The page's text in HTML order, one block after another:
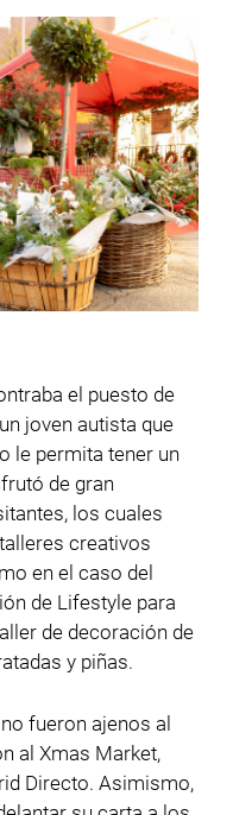
el puesto de
joven autista que
le permita tener un
de gran
los cuales
creativos
en el caso del
de Lifestyle para
de decoración de
y piñas.
fueron ajenos al
al Xmas Market,
Directo. Asimismo,